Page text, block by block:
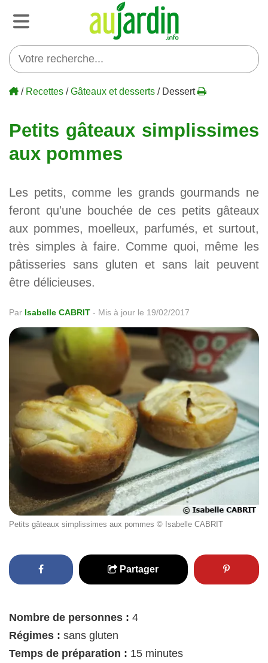
/ Recettes /Gâteaux et desserts / Dessert
Petits gâteaux simplissimes
aux pommes
Les petits, comme les grands gourmands ne
feront qu'une bouchée de ces petits gâteaux
aux pommes, moelleux, parfumés, et surtout,
très simples à faire. Comme quoi, même les
pâtisseries sans gluten et sans lait peuvent
être délicieuses.
Par Isabelle CABRIT - Mis à jour le 19/02/2017
Petits gâteaux simplissimes aux pommes © Isabelle CABRIT
Partager
Nombre de personnes : 4
Régimes : sans gluten
Temps de préparation : 15 minutes